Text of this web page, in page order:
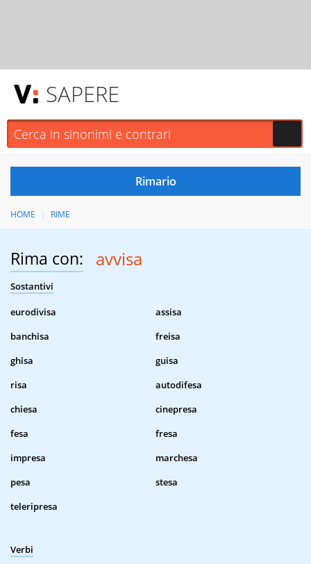
SAPERE
HOME RIME
Rima con: avvisa
Sostantivi
eurodivisa
assisa
banchisa
freisa
ghisa
guisa
risa
autodifesa
chiesa
cinepresa
fesa
fresa
impresa
marchesa
pesa
stesa
teleripresa
Verbi